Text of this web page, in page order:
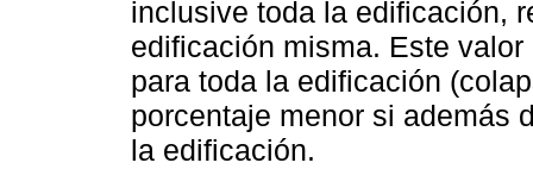
inclusive toda la edificación,
edificación misma. Este
para toda la edificación
porcentaje menor si además
la edificación.